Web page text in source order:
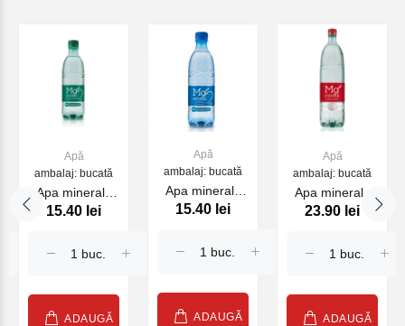
Apă
ambalaj: bucată
Apa minerala
carbogazificata
0.5L
15.40 lei
ADAUGĂ
Apă
ambalaj: bucată
Apa minerala
plata MG
15.40 lei
ADAUGĂ
Apă
ambalaj: bucată
Apa minerala
slab
MG MIVELA
23.90 lei
ADAUGĂ